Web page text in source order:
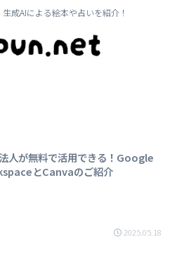
成AIによる絵本や占いを紹介！
人が無料で活用できる！Google
とCanvaのご紹介
2025.05.18